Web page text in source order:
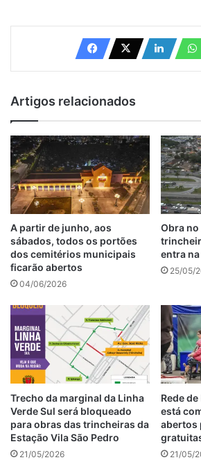
Artigos relacionados
A partir de junho, aos
sábados, todos os portões
dos cemitérios municipais
ficarão abertos
04/06/2026
Obra
entra
25/05/
Trecho da marginal da Linha
Verde Sul será bloqueado
para obras das trincheiras da
Estação Vila São Pedro
21/05/2026
Rede
está
abertos
21/05/